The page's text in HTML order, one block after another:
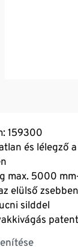
159300
és lélegző
max. 5000
elülső
silddel